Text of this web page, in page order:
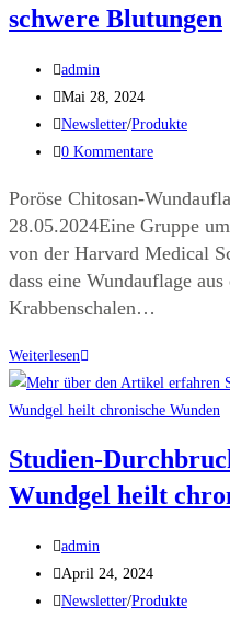
schwere Blutungen
admin
Mai 28, 2024
Newsletter/Produkte
0 Kommentare
Poröse Chitosan-
28.05.2024Eine Gruppe
von der Harvard Medical
dass eine Wundauflage
Krabbenschalen…
Weiterlesen
Studien-
Wundgel heilt
admin
April 24, 2024
Newsletter/Produkte